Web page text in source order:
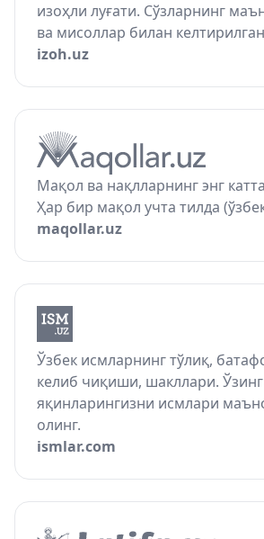
изоҳли луғати. Сўзларнинг
ва мисоллар билан
izoh.uz
Мақол ва нақлларнинг энг
Ҳар бир мақол учта тилда
maqollar.uz
Ўзбек исмларнинг тўлиқ,
келиб чиқиши, шакллари.
яқинларингизни исмлари
олинг.
ismlar.com